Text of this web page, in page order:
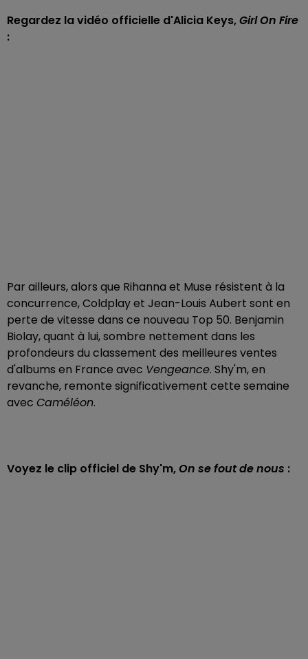
Regardez la vidéo officielle d'Alicia Keys,Girl On Fire
:
Par ailleurs, alors que Rihanna et Muse résistent à la
concurrence, Coldplay et Jean-Louis Aubert sont en
perte de vitesse dans ce nouveau Top 50. Benjamin
Biolay, quant à lui, sombre nettement dans les
profondeurs du classement des meilleures ventes
d'albums en France avec Vengeance. Shy'm, en
revanche, remonte significativement cette semaine
avec Caméléon.
Voyez le clip officiel de Shy'm,On se fout de nous :